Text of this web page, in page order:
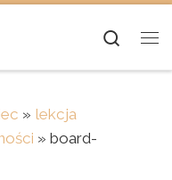
» lekcja
» board-